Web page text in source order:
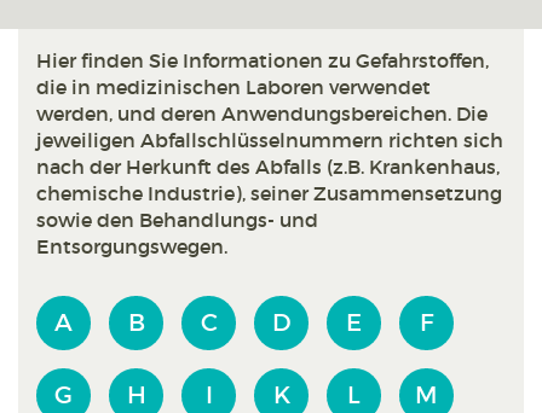
Hier finden Sie Informationen zu Gefahrstoffen,
die in medizinischen Laboren verwendet
werden, und deren Anwendungsbereichen. Die
jeweiligen Abfallschlüsselnummern richten sich
nach der Herkunft des Abfalls (z.B. Krankenhaus,
chemische Industrie), seiner Zusammensetzung
sowie den Behandlungs- und
Entsorgungswegen.
A B C D E F
G H I K L M